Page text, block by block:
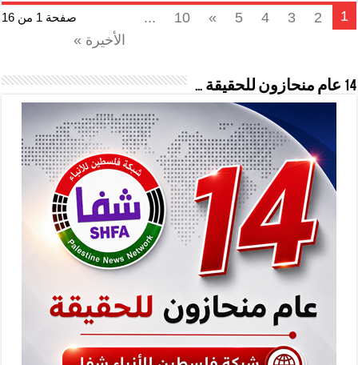
صفحة 1 من 16 1
2
3
4
5
»
10
...
الأخيرة »
14 عام منحازون للحقيقة …